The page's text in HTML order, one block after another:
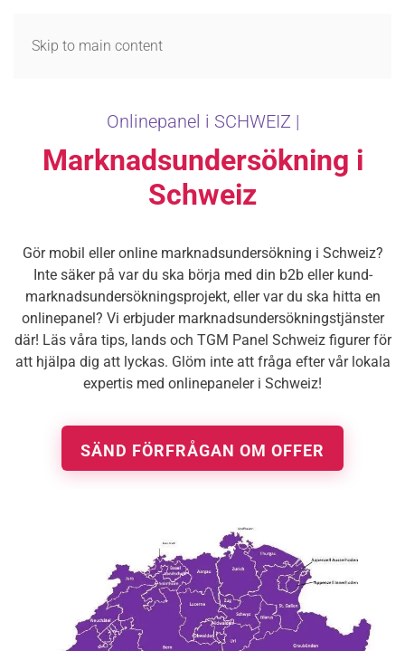
Skip to main content
Onlinepanel i SCHWEIZ |
Marknadsundersökning i
Schweiz
Gör mobil eller online marknadsundersökning i Schweiz?
Inte säker på var du ska börja med din b2b eller kund-
marknadsundersökningsprojekt, eller var du ska hitta en
onlinepanel? Vi erbjuder marknadsundersökningstjänster
där! Läs våra tips, lands och TGM Panel Schweiz figurer för
att hjälpa dig att lyckas. Glöm inte att fråga efter vår lokala
expertis med onlinepaneler i Schweiz!
SÄND FÖRFRÅGAN OM OFFER